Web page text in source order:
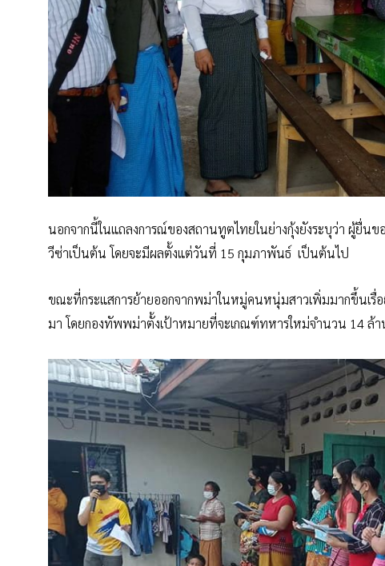
นอกจากนี้ในแถลงการณ์ของสถานทูตไทยในย่างกุ้งยังระบุว่า ผู้ยื่น
วีซ่าเป็นต้น โดยจะมีผลตั้งแต่วันที่ 15 กุมภาพันธ์ เป็นต้นไป
ขณะที่กระแสการย้ายออกจากพม่าในหมู่คนหนุ่มสาวเพิ่มมากขึ้นเ
มา โดยกองทัพพม่าตั้งเป้าหมายที่จะเกณฑ์ทหารใหม่จำนวน 14